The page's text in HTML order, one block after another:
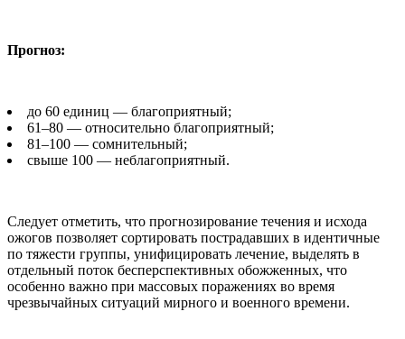
Прогноз:
до 60 единиц — благоприятный;
61–80 — относительно благоприятный;
81–100 — сомнительный;
свыше 100 — неблагоприятный.
Следует отметить, что прогнозирование течения и исхода
ожогов позволяет сортировать пострадавших в идентичные
по тяжести группы, унифицировать лечение, выделять в
отдельный поток бесперспективных обожженных, что
особенно важно при массовых поражениях во время
чрезвычайных ситуаций мирного и военного времени.